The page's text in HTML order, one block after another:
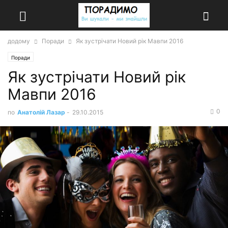
додому Поради Як зустрічати Новий рік Мавпи 2016
Поради
Як зустрічати Новий рік
Мавпи 2016
по Анатолій Лазар - 29.10.2015 0